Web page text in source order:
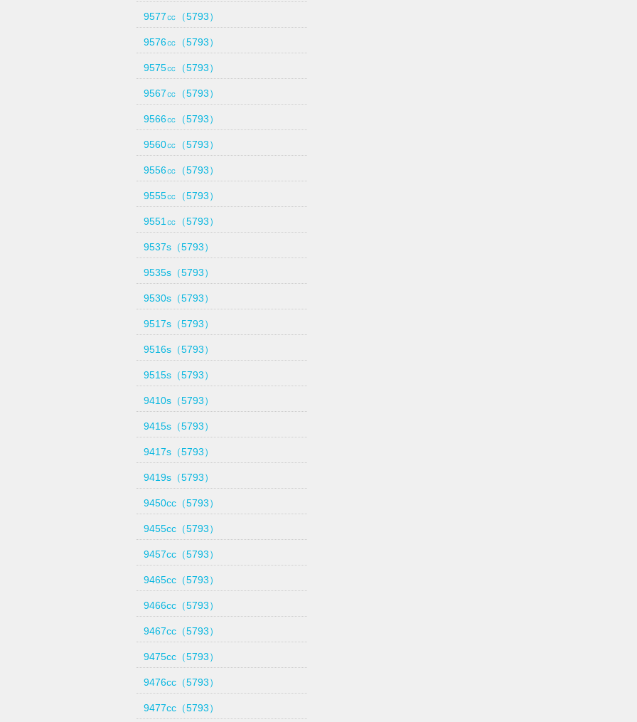
9577㏄（5793）
9576㏄（5793）
9575㏄（5793）
9567㏄（5793）
9566㏄（5793）
9560㏄（5793）
9556㏄（5793）
9555㏄（5793）
9551㏄（5793）
9537s（5793）
9535s（5793）
9530s（5793）
9517s（5793）
9516s（5793）
9515s（5793）
9410s（5793）
9415s（5793）
9417s（5793）
9419s（5793）
9450cc（5793）
9455cc（5793）
9457cc（5793）
9465cc（5793）
9466cc（5793）
9467cc（5793）
9475cc（5793）
9476cc（5793）
9477cc（5793）